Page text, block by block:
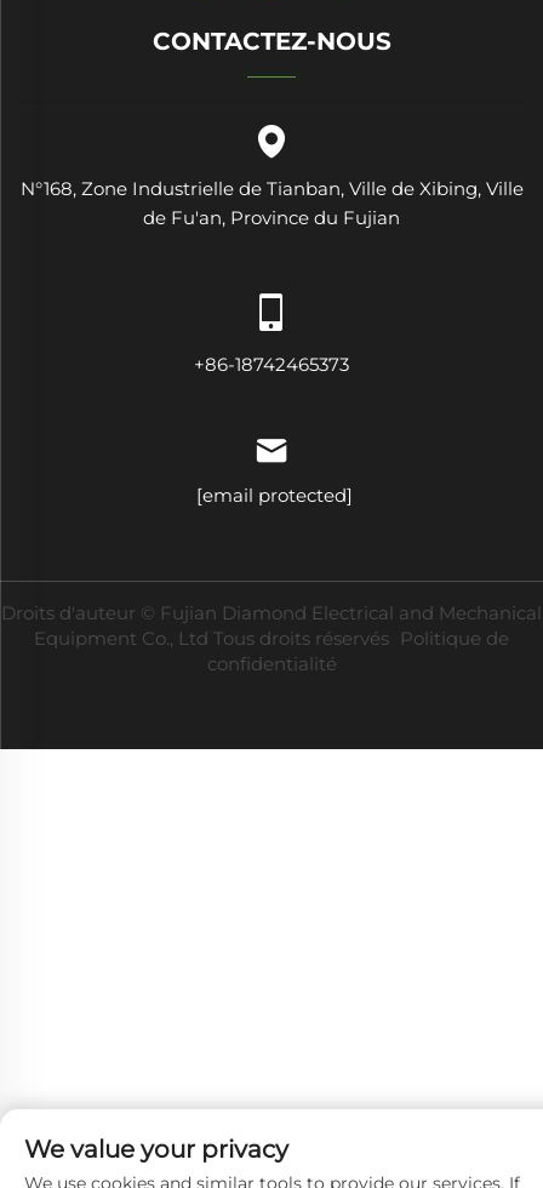
CONTACTEZ-NOUS
N°168, Zone Industrielle de Tianban, Ville de Xibing, Ville
de Fu'an, Province du Fujian
+86-18742465373
[email protected]
Droits d'auteur © Fujian Diamond Electrical and Mechanical
Equipment Co., Ltd Tous droits réservés Politique de
confidentialité
We value your privacy
We use cookies and similar tools to provide our services. If